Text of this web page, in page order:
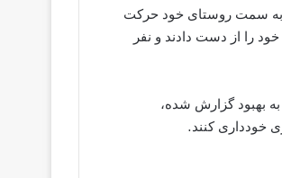
صورت پیاده به سمت روستای خود حرکت
جان خود را از دست دادند و نفر
بهبود گزارش شده،
خودداری کنند.